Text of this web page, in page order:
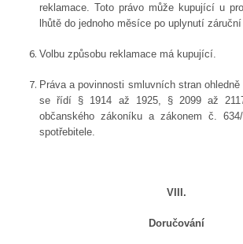
reklamace. Toto právo může kupující u
lhůtě do jednoho měsíce po uplynutí záruční
Volbu způsobu reklamace má kupující.
Práva a povinnosti smluvních stran
se řídí § 1914 až 1925, § 2099 až
občanského zákoníku a zákonem č.
spotřebitele.
VIII.
Doručování